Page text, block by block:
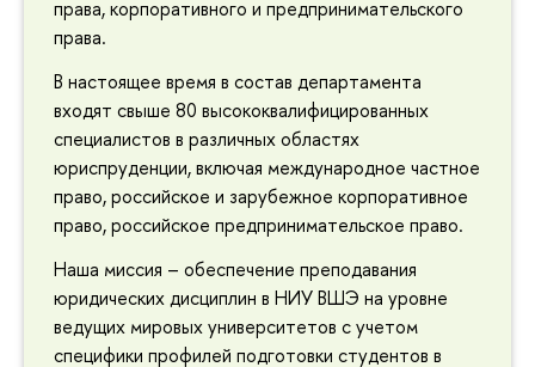
права, корпоративного и предпринимательского
права.
В настоящее время в состав департамента
входят свыше 80 высококвалифицированных
специалистов в различных областях
юриспруденции, включая международное частное
право, российское и зарубежное корпоративное
право, российское предпринимательское право.
Наша миссия – обеспечение преподавания
юридических дисциплин в НИУ ВШЭ на уровне
ведущих мировых университетов с учетом
специфики профилей подготовки студентов в